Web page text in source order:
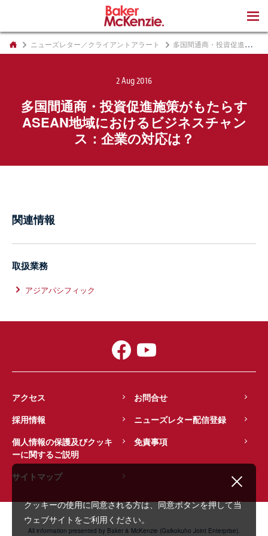
ニューズレター／クライアントアラート 多国間通商・投資促進施策がもたらすASEAN地域におけるビジネスチャンス：企業の対応は？
2 Aug 2016
多国間通商・投資促進施策がもたらす
ASEAN地域におけるビジネスチャン
ス：企業の対応は？
関連情報
取扱業務
アジアパシフィック
アクセス
お問合せ
採用情報
ニューズレター配信登録
個人情報の保護及びクッキ
ーに関するご説明
免責事項
サイトマップ
All information presented by Baker & McKenzie (Gaikokuho Joint Enterprise).
クッキーの使用に同意される方は、同意ボタンを押して当
ウェブサイトをご利用ください。